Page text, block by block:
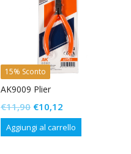
15% Sconto
AK9009 Plier
€11,90 Il
prezzo
originale
€10,12
prezzo
attuale
Aggiungi al carrello